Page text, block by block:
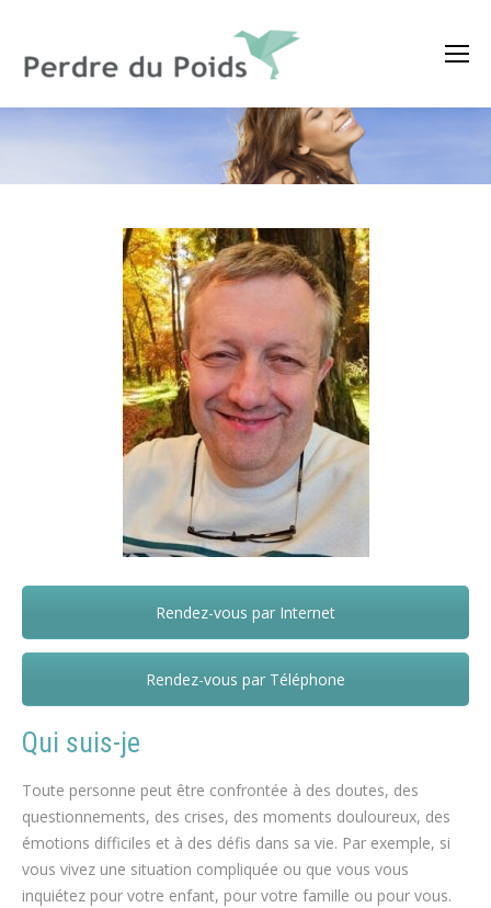
Claude Robalo Marques – Enghien
Qui suis-je
Toute personne peut être confrontée à des doutes, des
questionnements, des crises, des moments douloureux, des
émotions difficiles et à des défis dans sa vie. Par exemple, si
vous vivez une situation compliquée ou que vous vous
inquiétez pour votre enfant, pour votre famille ou pour vous.
Rendez-vous par Internet
Rendez-vous par Téléphone